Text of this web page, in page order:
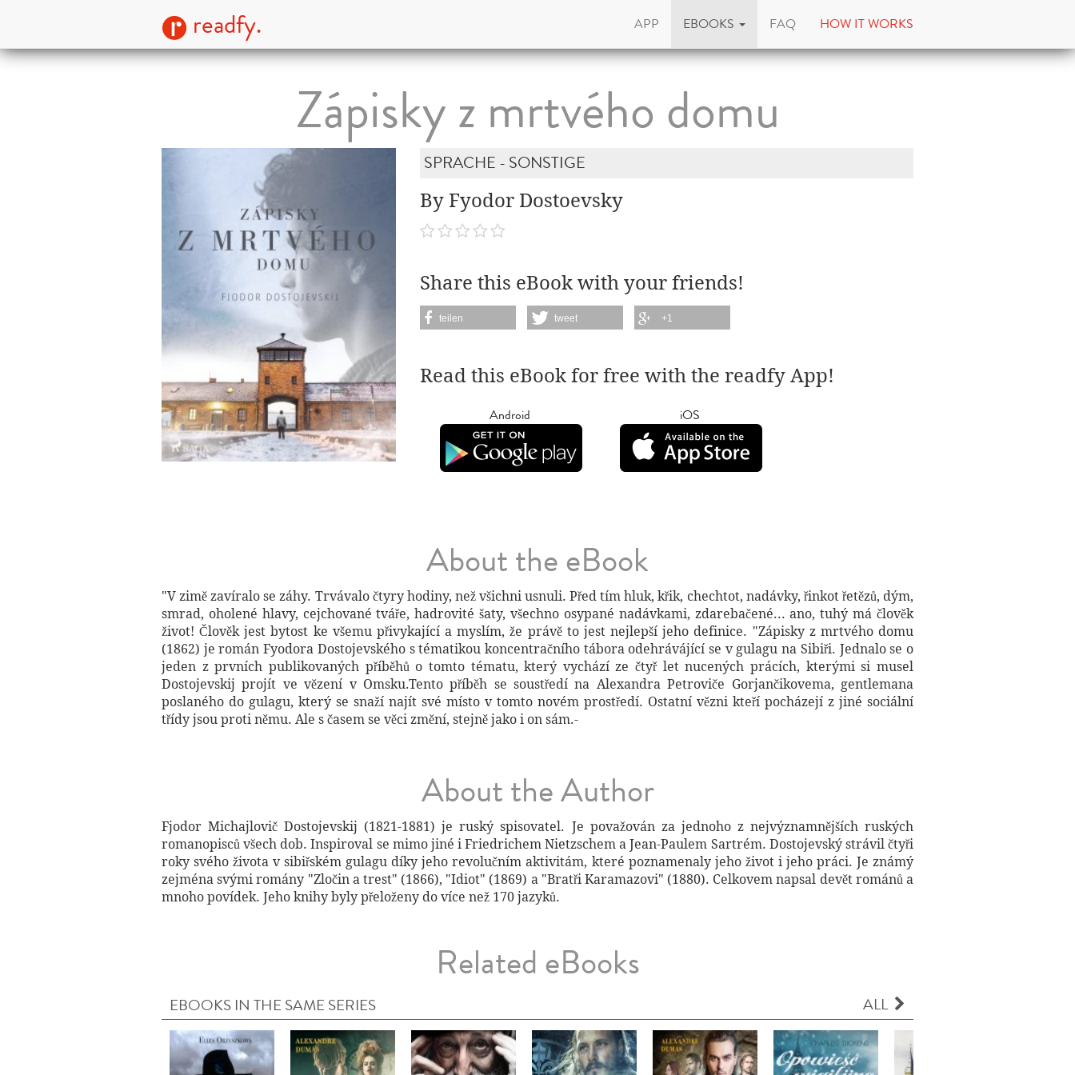
readfy. APP EBOOKS FAQ HOW IT WORKS
Zápisky z mrtvého domu
SPRACHE - SONSTIGE
By Fyodor Dostoevsky
Share this eBook with your friends!
teilen tweet +1
Read this eBook for free with the readfy App!
Android iOS
About the eBook
"V zimě zavíralo se záhy. Trvávalo čtyry hodiny, než všichni usnuli. Před tím hluk, křik, chechtot, nadávky, řinkot řetězů, dým,
smrad, oholené hlavy, cejchované tváře, hadrovité šaty, všechno osypané nadávkami, zdarebačené... ano, tuhý má člověk
život! Člověk jest bytost ke všemu přivykající a myslím, že právě to jest nejlepší jeho definice. "Zápisky z mrtvého domu
(1862) je román Fyodora Dostojevského s tématikou koncentračního tábora odehrávájící se v gulagu na Sibiři. Jednalo se o
jeden z prvních publikovaných příběhů o tomto tématu, který vychází ze čtyř let nucených prácích, kterými si musel
Dostojevskij projít ve vězení v Omsku.Tento příběh se soustředí na Alexandra Petroviče Gorjančikovema, gentlemana
poslaného do gulagu, který se snaží najít své místo v tomto novém prostředí. Ostatní vězni kteří pocházejí z jiné sociální
třídy jsou proti němu. Ale s časem se věci změní, stejně jako i on sám.-
About the Author
Fjodor Michajlovič Dostojevskij (1821-1881) je ruský spisovatel. Je považován za jednoho z nejvýznamnějších ruských
romanopisců všech dob. Inspiroval se mimo jiné i Friedrichem Nietzschem a Jean-Paulem Sartrém. Dostojevský strávil čtyři
roky svého života v sibiřském gulagu díky jeho revolučním aktivitám, které poznamenaly jeho život i jeho práci. Je známý
zejména svými romány "Zločin a trest" (1866), "Idiot" (1869) a "Bratři Karamazovi" (1880). Celkovem napsal devět románů a
mnoho povídek. Jeho knihy byly přeloženy do více než 170 jazyků.
Related eBooks
EBOOKS IN THE SAME SERIES ALL